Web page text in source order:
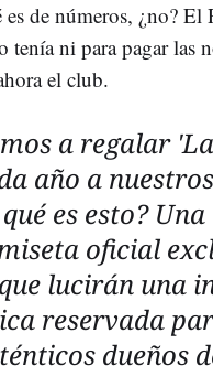
de números, ¿no? El
tenía ni para pagar las
el club.
a regalar
año a
es esto? Una
oficial
lucirán una
reservada
dueños